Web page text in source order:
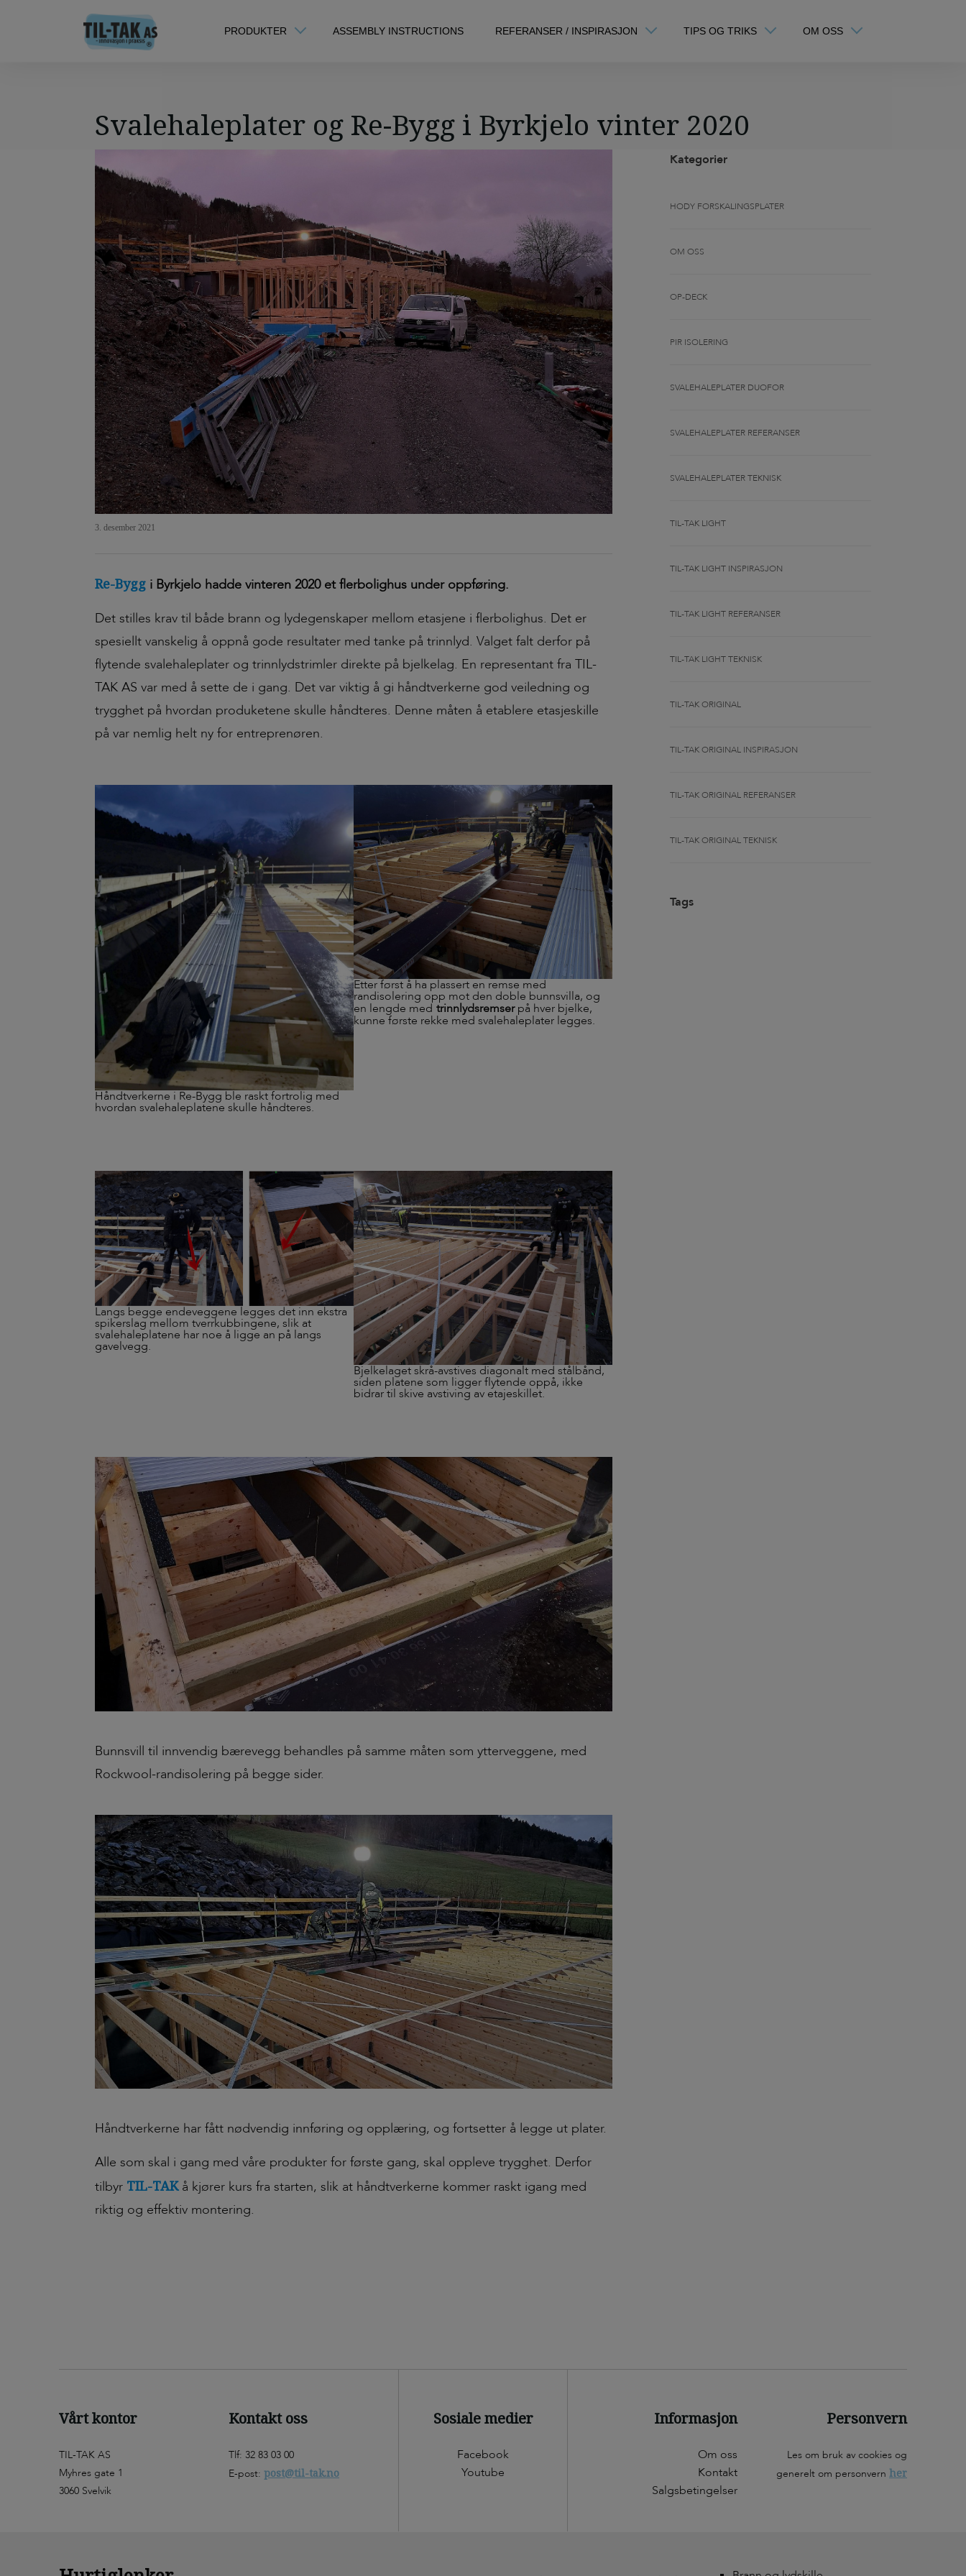
PRODUKTER ASSEMBLY INSTRUCTIONS REFERANSER / INSPIRASJON TIPS OG TRIKS OM OSS
Svalehaleplater og Re-Bygg i Byrkjelo vinter 2020
3. desember 2021
Re-Bygg i Byrkjelo hadde vinteren 2020 et flerbolighus under oppføring.
Det stilles krav til både brann og lydegenskaper mellom etasjene i flerbolighus. Det er
spesiellt vanskelig å oppnå gode resultater med tanke på trinnlyd. Valget falt derfor på
flytende svalehaleplater og trinnlydstrimler direkte på bjelkelag. En representant fra TIL-
TAK AS var med å sette de i gang. Det var viktig å gi håndtverkerne god veiledning og
trygghet på hvordan produketene skulle håndteres. Denne måten å etablere etasjeskille
på var nemlig helt ny for entreprenøren.
Håndtverkerne i Re-Bygg ble raskt fortrolig med
hvordan svalehaleplatene skulle håndteres.
Etter først å ha plassert en remse med
randisolering opp mot den doble bunnsvilla, og
en lengde med trinnlydsremserpå hver bjelke,
kunne første rekke med svalehaleplater legges.
Langs begge endeveggene legges det inn ekstra
spikerslag mellom tverrkubbingene, slik at
svalehaleplatene har noe å ligge an på langs
gavelvegg.
Bjelkelaget skrå-avstives diagonalt med stålbånd,
siden platene som ligger flytende oppå, ikke
bidrar til skive avstiving av etajeskillet.
Bunnsvill til innvendig bærevegg behandles på samme måten som ytterveggene, med
Rockwool-randisolering på begge sider.
Håndtverkerne har fått nødvendig innføring og opplæring, og fortsetter å legge ut plater.
Alle som skal i gang med våre produkter for første gang, skal oppleve trygghet. Derfor
tilbyr TIL-TAK å kjører kurs fra starten, slik at håndtverkerne kommer raskt igang med
riktig og effektiv montering.
Kategorier
HODY FORSKALINGSPLATER
OM OSS
OP-DECK
PIR ISOLERING
SVALEHALEPLATER DUOFOR
SVALEHALEPLATER REFERANSER
SVALEHALEPLATER TEKNISK
TIL-TAK LIGHT
TIL-TAK LIGHT INSPIRASJON
TIL-TAK LIGHT REFERANSER
TIL-TAK LIGHT TEKNISK
TIL-TAK ORIGINAL
TIL-TAK ORIGINAL INSPIRASJON
TIL-TAK ORIGINAL REFERANSER
TIL-TAK ORIGINAL TEKNISK
Tags
Vårt kontor
TIL-TAK AS
Myhres gate 1
3060 Svelvik
Kontakt oss
Tlf: 32 83 03 00
E-post: post@til-tak.no
Sosiale medier
Facebook
Youtube
Informasjon
Om oss
Kontakt
Salgsbetingelser
Personvern
Les om bruk av cookies og
generelt om personvern her